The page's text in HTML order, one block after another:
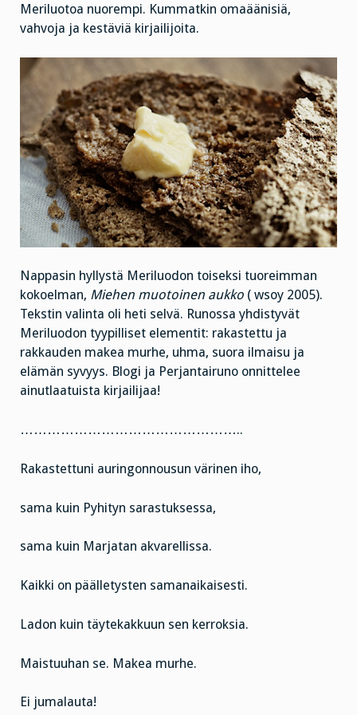
Meriluotoa nuorempi. Kummatkin omaäänisiä,
vahvoja ja kestäviä kirjailijoita.
Nappasin hyllystä Meriluodon toiseksi tuoreimman
kokoelman, Miehen muotoinen aukko ( wsoy 2005).
Tekstin valinta oli heti selvä. Runossa yhdistyvät
Meriluodon tyypilliset elementit: rakastettu ja
rakkauden makea murhe, uhma, suora ilmaisu ja
elämän syvyys. Blogi ja Perjantairuno onnittelee
ainutlaatuista kirjailijaa!
…………………………………………..
Rakastettuni auringonnousun värinen iho,
sama kuin Pyhityn sarastuksessa,
sama kuin Marjatan akvarellissa.
Kaikki on päälletysten samanaikaisesti.
Ladon kuin täytekakkuun sen kerroksia.
Maistuuhan se. Makea murhe.
Ei jumalauta!